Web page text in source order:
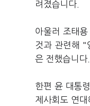
려졌습니다.
아울러 조태
것과 관련해 "
은 전했습니다.
한편 윤 대통
제사회도 연